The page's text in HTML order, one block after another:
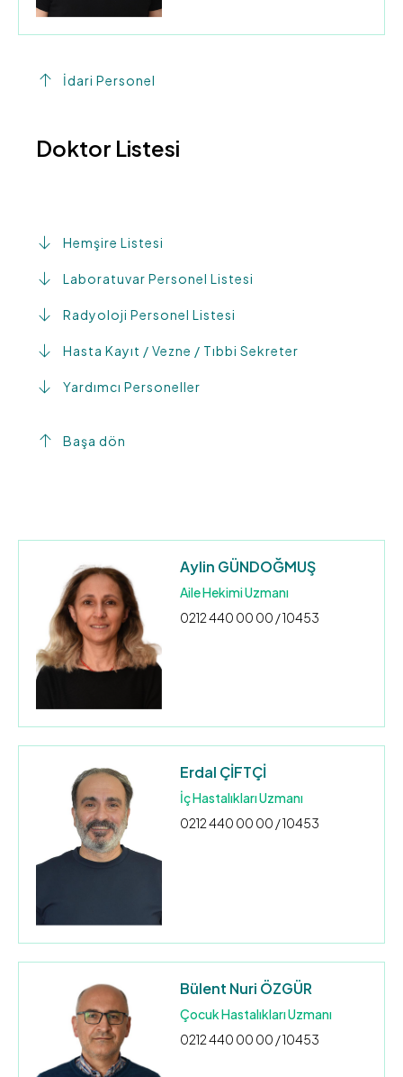
İdari Personel
Doktor Listesi
Hemşire Listesi
Laboratuvar Personel Listesi
Radyoloji Personel Listesi
Hasta Kayıt / Vezne / Tıbbi Sekreter
Yardımcı Personeller
Başa dön
Aylin GÜNDOĞMUŞ
Aile Hekimi Uzmanı
0212 440 00 00 / 10453
Erdal ÇİFTÇİ
İç Hastalıkları Uzmanı
0212 440 00 00 / 10453
Bülent Nuri ÖZGÜR
Çocuk Hastalıkları Uzmanı
0212 440 00 00 / 10453